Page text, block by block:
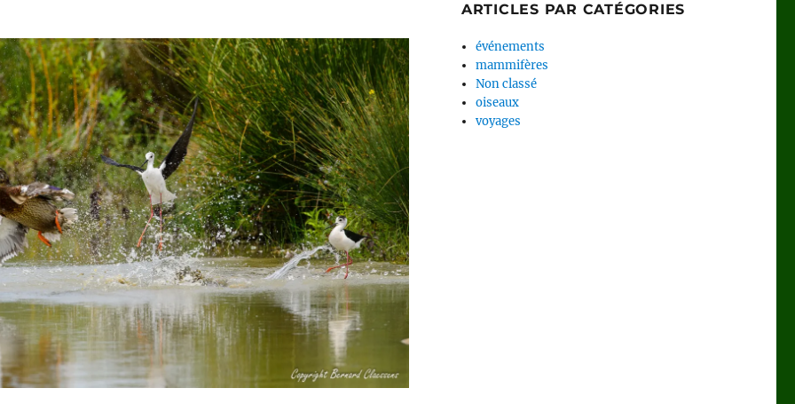
ARTICLES PAR CATÉGORIES
événements
mammifères
Non classé
oiseaux
voyages